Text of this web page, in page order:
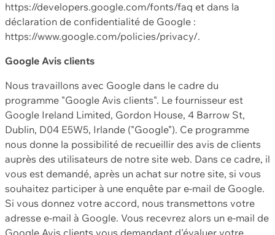
https://developers.google.com/fonts/faq et dans la
déclaration de confidentialité de Google :
https://www.google.com/policies/privacy/.
Google Avis clients
Nous travaillons avec Google dans le cadre du
programme "Google Avis clients". Le fournisseur est
Google Ireland Limited, Gordon House, 4 Barrow St,
Dublin, D04 E5W5, Irlande ("Google"). Ce programme
nous donne la possibilité de recueillir des avis de clients
auprès des utilisateurs de notre site web. Dans ce cadre, il
vous est demandé, après un achat sur notre site, si vous
souhaitez participer à une enquête par e-mail de Google.
Si vous donnez votre accord, nous transmettons votre
adresse e-mail à Google. Vous recevrez alors un e-mail de